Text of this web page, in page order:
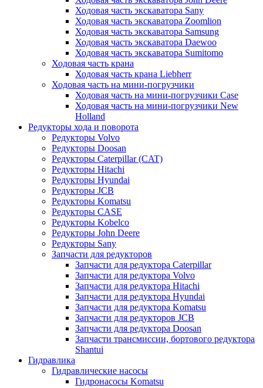
Ходовая часть экскаватора Sany
Ходовая часть экскаватора Zoomlion
Ходовая часть экскаватора Samsung
Ходовая часть экскаватора Daewoo
Ходовая часть экскаватора Sumitomo
Ходовая часть крана
Ходовая часть крана Liebherr
Ходовая часть на мини-погрузчики
Ходовая часть на мини-погрузчики Case
Ходовая часть на мини-погрузчики New
Holland
Редукторы хода и поворота
Редукторы Volvo
Редукторы Doosan
Редукторы Caterpillar (CAT)
Редукторы Hitachi
Редукторы Hyundai
Редукторы JCB
Редукторы Komatsu
Редукторы CASE
Редукторы Kobelco
Редукторы John Deere
Редукторы Sany
Запчасти для редукторов
Запчасти для редуктора Caterpillar
Запчасти для редуктора Volvo
Запчасти для редуктора Hitachi
Запчасти для редуктора Hyundai
Запчасти для редуктора Komatsu
Запчасти для редукторов JCB
Запчасти для редуктора Doosan
Запчасти трансмиссии, бортового редуктора
Shantui
Гидравлика
Гидравлические насосы
Гидронасосы Komatsu